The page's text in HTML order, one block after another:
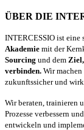
ÜBER DIE
INTERCESSIO ist eine
Akademie mit der
Sourcing und dem
verbinden. Wir
zukunftssicher und
Wir beraten, trainieren
Prozesse verbessern und
entwickeln und